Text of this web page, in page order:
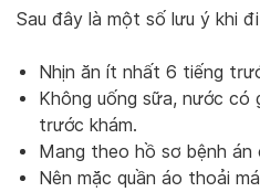
Sau đây là một số lưu ý khi
Nhịn ăn ít nhất 6 tiếng
Không uống sữa, nước có
trước khám.
Mang theo hồ sơ bệnh án
Nên mặc quần áo thoải